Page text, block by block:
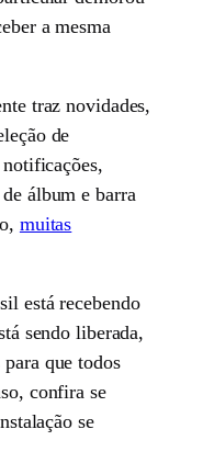
a mesma
traz novidades,
de
álbum e barra
muitas
está recebendo
sendo liberada,
que todos
confira se
se